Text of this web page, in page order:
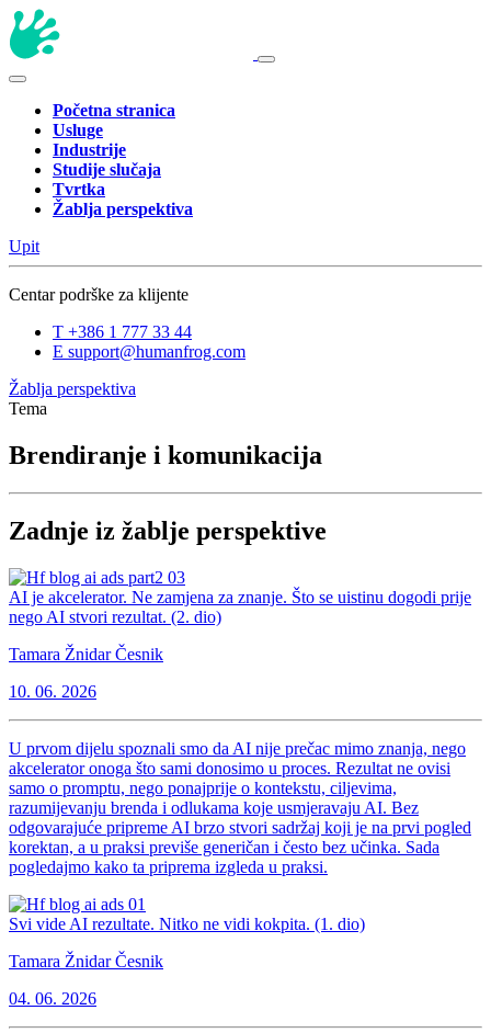
Početna stranica
Usluge
Industrije
Studije slučaja
Tvrtka
Žablja perspektiva
Upit
Centar podrške za klijente
T +386 1 777 33 44
E support@humanfrog.com
Žablja perspektiva
Tema
Brendiranje i komunikacija
Zadnje iz žablje perspektive
AI je akcelerator. Ne zamjena za znanje. Što se uistinu dogodi prije
nego AI stvori rezultat. (2. dio)
Tamara Žnidar Česnik
10. 06. 2026
U prvom dijelu spoznali smo da AI nije prečac mimo znanja, nego
akcelerator onoga što sami donosimo u proces. Rezultat ne ovisi
samo o promptu, nego ponajprije o kontekstu, ciljevima,
razumijevanju brenda i odlukama koje usmjeravaju AI. Bez
odgovarajuće pripreme AI brzo stvori sadržaj koji je na prvi pogled
korektan, a u praksi previše generičan i često bez učinka. Sada
pogledajmo kako ta priprema izgleda u praksi.
Svi vide AI rezultate. Nitko ne vidi kokpita. (1. dio)
Tamara Žnidar Česnik
04. 06. 2026